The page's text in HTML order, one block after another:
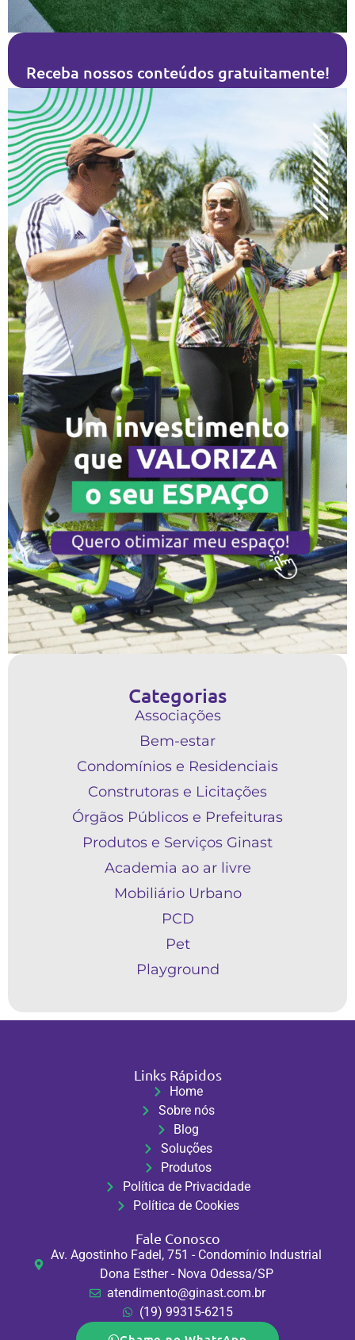
Receba nossos conteúdos gratuitamente!
Categorias
Associações
Bem-estar
Condomínios e Residenciais
Construtoras e Licitações
Órgãos Públicos e Prefeituras
Produtos e Serviços Ginast
Academia ao ar livre
Mobiliário Urbano
PCD
Pet
Playground
Links Rápidos
Home
Sobre nós
Blog
Soluções
Produtos
Política de Privacidade
Política de Cookies
Fale Conosco
Av. Agostinho Fadel, 751 - Condomínio Industrial
Dona Esther - Nova Odessa/SP
atendimento@ginast.com.br
(19) 99315-6215